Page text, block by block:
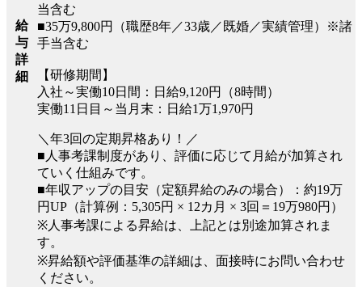
給
与
詳
細
当含む
■35万9,800円（職歴8年／33歳／既婚／実績管理）※諸
手当含む
【研修期間】
入社～実働10日間：日給9,120円（8時間）
実働11日目～当月末：日給1万1,970円
＼年3回の定期昇格あり！／
■人事考課制度があり、評価に応じて月給が加算され
ていく仕組みです。
■年収アップの目安（定額昇給のみの場合）：約19万
円UP（計算例：5,305円 × 12カ月 × 3回＝19万980円）
※人事考課による昇給は、上記とは別途加算されま
す。
※昇給額や評価基準の詳細は、面接時にお問い合わせ
ください。